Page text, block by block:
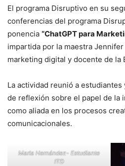
El programa Disruptivo en su
conferencias del programa
ponencia “ChatGPT para
impartida por la maestra
marketing digital y docente de la
La actividad reunió a
de reflexión sobre el papel de la
como aliada en los procesos
comunicacionales.
Marla Hernández- Estudiante
ITD